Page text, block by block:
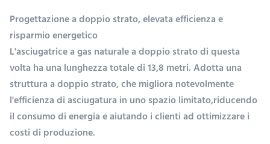
Progettazione a doppio strato, elevata efficienza e
risparmio energetico
L'asciugatrice a gas naturale a doppio strato di questa
volta ha una lunghezza totale di 13,8 metri. Adotta una
struttura a doppio strato, che migliora notevolmente
l'efficienza di asciugatura in uno spazio limitato,riducendo
il consumo di energia e aiutando i clienti ad ottimizzare i
costi di produzione.